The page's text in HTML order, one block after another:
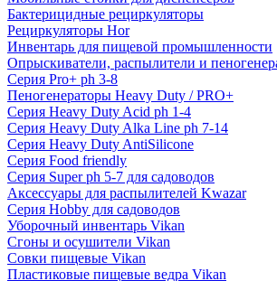
Бактерицидные рециркуляторы
Рециркуляторы Hor
Инвентарь для пищевой промышленности
Опрыскиватели, распылители и
Серия Pro+ ph 3-8
Пеногенераторы Heavy Duty / PRO+
Серия Heavy Duty Acid ph 1-4
Серия Heavy Duty Alka Line ph 7-14
Серия Heavy Duty AntiSilicone
Серия Food friendly
Серия Super ph 5-7 для садоводов
Аксессуары для распылителей Kwazar
Серия Hobby для садоводов
Уборочный инвентарь Vikan
Сгоны и осушители Vikan
Совки пищевые Vikan
Пластиковые пищевые ведра Vikan